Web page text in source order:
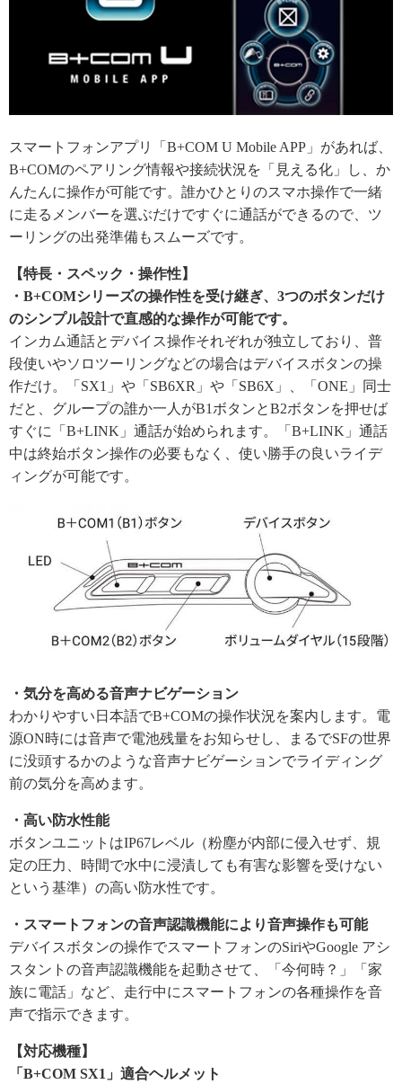
スマートフォンアプリ「B+COM U Mobile APP」があれば、
B+COMのペアリング情報や接続状況を「見える化」し、か
んたんに操作が可能です。誰かひとりのスマホ操作で一緒
に走るメンバーを選ぶだけですぐに通話ができるので、ツ
ーリングの出発準備もスムーズです。
【特長・スペック・操作性】
・B+COMシリーズの操作性を受け継ぎ、3つのボタンだけ
のシンプル設計で直感的な操作が可能です。
インカム通話とデバイス操作それぞれが独立しており、普
段使いやソロツーリングなどの場合はデバイスボタンの操
作だけ。「SX1」や「SB6XR」や「SB6X」、「ONE」同士
だと、グループの誰か一人がB1ボタンとB2ボタンを押せば
すぐに「B+LINK」通話が始められます。「B+LINK」通話
中は終始ボタン操作の必要もなく、使い勝手の良いライデ
ィングが可能です。
・気分を高める音声ナビゲーション
わかりやすい日本語でB+COMの操作状況を案内します。電
源ON時には音声で電池残量をお知らせし、まるでSFの世界
に没頭するかのような音声ナビゲーションでライディング
前の気分を高めます。
・高い防水性能
ボタンユニットはIP67レベル（粉塵が内部に侵入せず、規
定の圧力、時間で水中に浸漬しても有害な影響を受けない
という基準）の高い防水性です。
・スマートフォンの音声認識機能により音声操作も可能
デバイスボタンの操作でスマートフォンのSiriやGoogle アシ
スタントの音声認識機能を起動させて、「今何時？」「家
族に電話」など、走行中にスマートフォンの各種操作を音
声で指示できます。
【対応機種】
「B+COM SX1」適合ヘルメット